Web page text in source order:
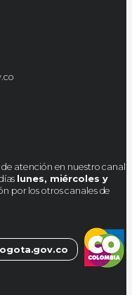
atención en nuestro canal
lunes, miércoles y
por los otros canales de